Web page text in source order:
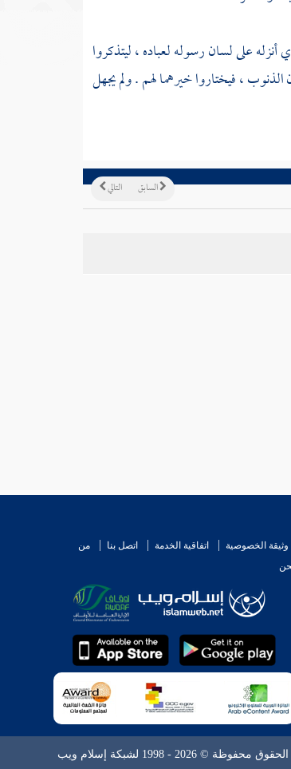
على لسان رسوله لعباده ، ليتذكروا
الذنوب ، فيختاروا خيرهما لهم . ولم يجهل
التالي السابق
وثيقة الخصوصية اتفاقية الخدمة اتصل بنا
من
محفوظة © 2026 - 1998 لشبكة إسلام ويب